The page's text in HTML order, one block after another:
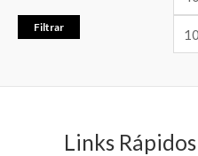
Filtrar
Links Rápidos